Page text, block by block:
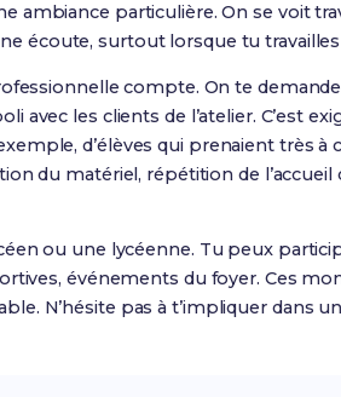
ambiance particulière. On se voit
écoute, surtout lorsque tu
compte. On te
avec les clients de l’atelier. C’est
d’élèves qui prenaient très
du matériel, répétition de
ou une lycéenne. Tu peux
événements du foyer. Ces
N’hésite pas à t’impliquer dans